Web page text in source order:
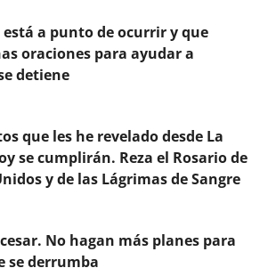
a punto de ocurrir y que
oraciones para ayudar a
detiene
que les he revelado desde La
se cumplirán. Reza el Rosario de
y de las Lágrimas de Sangre
No hagan más planes para
se derrumba